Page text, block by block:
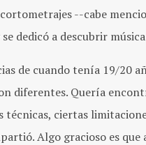
--cabe
dedicó a descubrir
de cuando tenía 19/20
diferentes. Quería
técnicas, ciertas
Algo gracioso es